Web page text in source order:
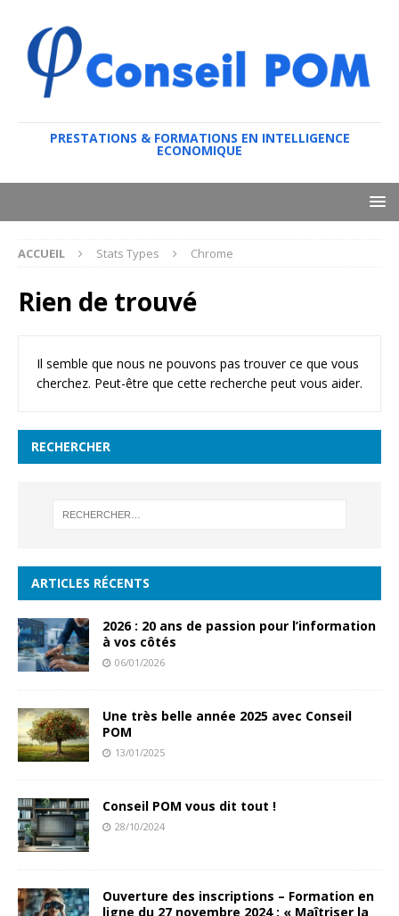
PRESTATIONS & FORMATIONS EN INTELLIGENCE
ECONOMIQUE
ACCUEIL Stats Types Chrome
Rien de trouvé
Il semble que nous ne pouvons pas trouver ce que vous
cherchez. Peut-être que cette recherche peut vous aider.
RECHERCHER
ARTICLES RÉCENTS
2026 : 20 ans de passion pour l’information
à vos côtés
06/01/2026
Une très belle année 2025 avec Conseil
POM
13/01/2025
Conseil POM vous dit tout !
28/10/2024
Ouverture des inscriptions – Formation en
ligne du 27 novembre 2024 : « Maîtriser la